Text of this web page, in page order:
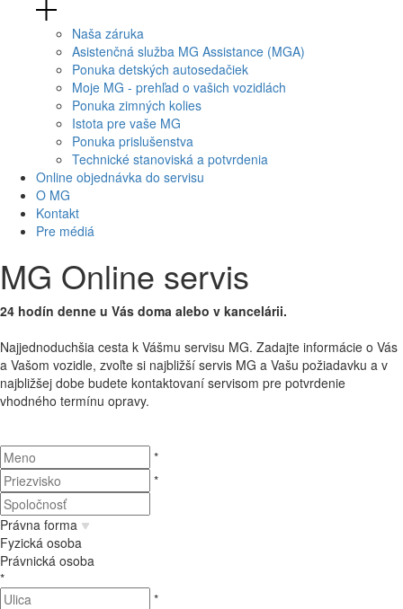
Naša záruka
Asistenčná služba MG Assistance (MGA)
Ponuka detských autosedačiek
Moje MG - prehľad o vašich vozidlách
Ponuka zimných kolies
Istota pre vaše MG
Ponuka prislušenstva
Technické stanoviská a potvrdenia
Online objednávka do servisu
O MG
Kontakt
Pre médiá
MG Online servis
24 hodín denne u Vás doma alebo v kancelárii.
Najjednoduchšia cesta k Vášmu servisu MG. Zadajte informácie o Vás
a Vašom vozidle, zvoľte si najbližší servis MG a Vašu požiadavku a v
najbližšej dobe budete kontaktovaní servisom pre potvrdenie
vhodného termínu opravy.
*
*
Právna forma
Fyzická osoba
Právnická osoba
*
*